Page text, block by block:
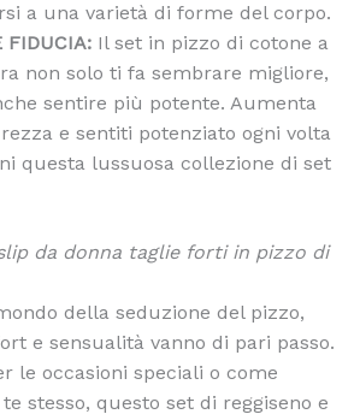
a una varietà di forme del corpo.
FIDUCIA: Il set in pizzo di cotone a
non solo ti fa sembrare migliore,
sentire più potente. Aumenta
e sentiti potenziato ogni volta
questa lussuosa collezione di set
da donna taglie forti in pizzo di
della seduzione del pizzo,
e sensualità vanno di pari passo.
le occasioni speciali o come
stesso, questo set di reggiseno e